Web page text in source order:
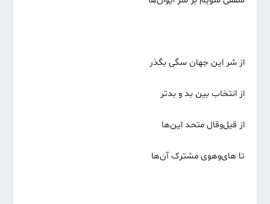
از شر این جهان سگی بگذر
از انتخاب بین بد و بدتر
از قیل‌وقال متحد این‌ها
تا های‌وهوی مشترک آن‌ها